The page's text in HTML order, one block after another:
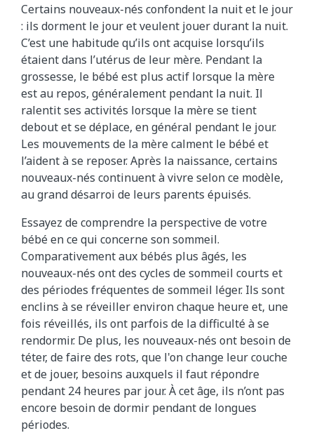
Certains nouveaux-nés confondent la nuit et le jour
: ils dorment le jour et veulent jouer durant la nuit.
C’est une habitude qu’ils ont acquise lorsqu’ils
étaient dans l’utérus de leur mère. Pendant la
grossesse, le bébé est plus actif lorsque la mère
est au repos, généralement pendant la nuit. Il
ralentit ses activités lorsque la mère se tient
debout et se déplace, en général pendant le jour.
Les mouvements de la mère calment le bébé et
l’aident à se reposer. Après la naissance, certains
nouveaux-nés continuent à vivre selon ce modèle,
au grand désarroi de leurs parents épuisés.
Essayez de comprendre la perspective de votre
bébé en ce qui concerne son sommeil.
Comparativement aux bébés plus âgés, les
nouveaux-nés ont des cycles de sommeil courts et
des périodes fréquentes de sommeil léger. Ils sont
enclins à se réveiller environ chaque heure et, une
fois réveillés, ils ont parfois de la difficulté à se
rendormir. De plus, les nouveaux-nés ont besoin de
téter, de faire des rots, que l'on change leur couche
et de jouer, besoins auxquels il faut répondre
pendant 24 heures par jour. À cet âge, ils n’ont pas
encore besoin de dormir pendant de longues
périodes.